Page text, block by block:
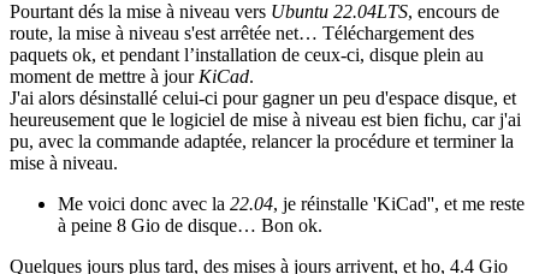
Pourtant dés la mise à niveau vers Ubuntu 22.04LTS, encours de
route, la mise à niveau s'est arrêtée net… Téléchargement des
paquets ok, et pendant l’installation de ceux-ci, disque plein au
moment de mettre à jour KiCad.
J'ai alors désinstallé celui-ci pour gagner un peu d'espace disque, et
heureusement que le logiciel de mise à niveau est bien fichu, car j'ai
pu, avec la commande adaptée, relancer la procédure et terminer la
mise à niveau.
Me voici donc avec la 22.04, je réinstalle 'KiCad'', et me reste
à peine 8 Gio de disque… Bon ok.
Quelques jours plus tard, des mises à jours arrivent, et ho, 4.4 Gio